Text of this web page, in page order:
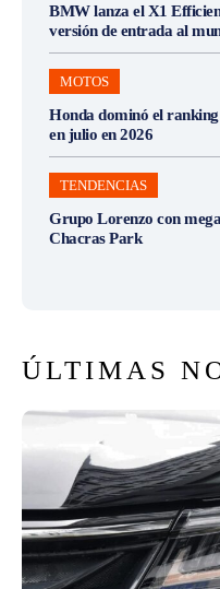
BMW lanza el X1
versión de entrada al
MOTOS
Honda dominó el ranking
en julio en 2026
TENDENCIAS
Grupo Lorenzo con
Chacras Park
ÚLTIMAS